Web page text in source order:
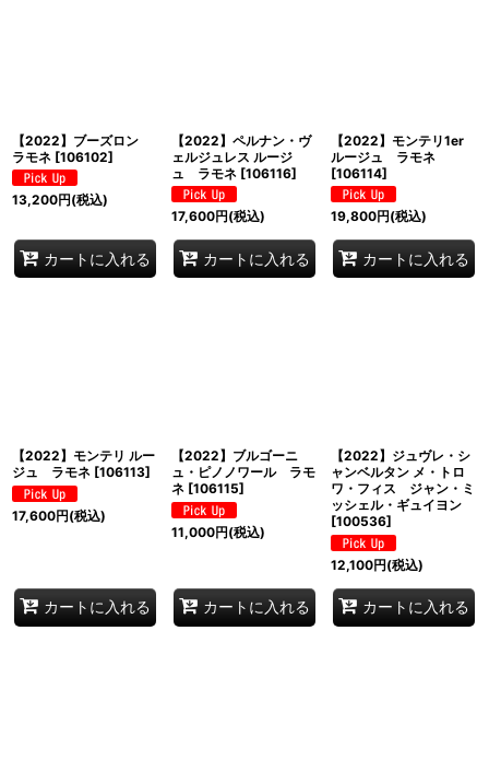
【2022】ブーズロン
ラモネ [106102]
13,200円(税込)
カートに入れる
【2022】ペルナン・ヴ
ェルジュレス ルージ
ュ ラモネ [106116]
17,600円(税込)
カートに入れる
【2022】モンテリ1er
ルージュ ラモネ
[106114]
19,800円(税込)
カートに入れる
【2022】モンテリ ルー
ジュ ラモネ [106113]
17,600円(税込)
カートに入れる
【2022】ブルゴーニ
ュ・ピノノワール ラモ
ネ [106115]
11,000円(税込)
カートに入れる
【2022】ジュヴレ・シ
ャンベルタン メ・トロ
ワ・フィス ジャン・ミ
ッシェル・ギュイヨン
[100536]
12,100円(税込)
カートに入れる